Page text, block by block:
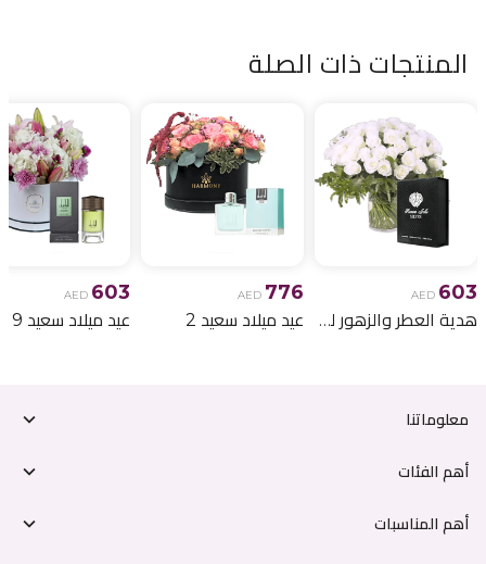
المنتجات ذات الصلة
AED 603
هدية العطر والزهور لعيد الميلاد 6
AED 776
عيد ميلاد سعيد 2
AED 603
عيد ميلاد سعيد 9
معلوماتنا
أهم الفئات
أهم المناسبات